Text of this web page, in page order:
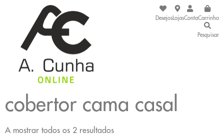
DesejosLojasContaCarrinho
Pesquisar
cobertor cama casal
A mostrar todos os 2 resultados